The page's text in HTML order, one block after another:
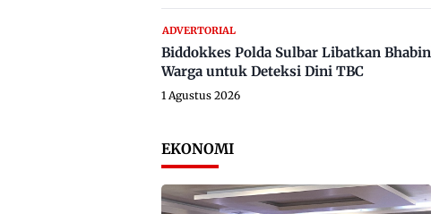
ADVERTORIAL
Biddokkes Polda Sulbar Libatkan
Warga untuk Deteksi Dini TBC
1 Agustus 2026
EKONOMI